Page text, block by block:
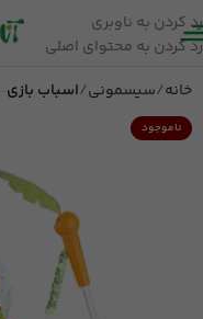
رد کردن به ناوبری
رد کردن به محتوای اصلی
خانه سیسمونی اسباب بازی
ناموجود